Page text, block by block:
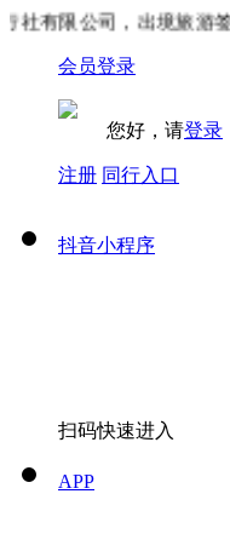
有限公司，出境旅游签
会员登录
您好，请登录
注册 同行入口
抖音小程序
扫码快速进入
APP